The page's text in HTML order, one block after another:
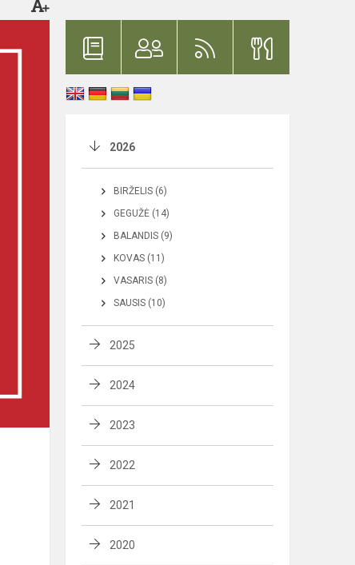
2026
BIRŽELIS (6)
GEGUŽĖ (14)
BALANDIS (9)
KOVAS (11)
VASARIS (8)
SAUSIS (10)
2025
2024
2023
2022
2021
2020